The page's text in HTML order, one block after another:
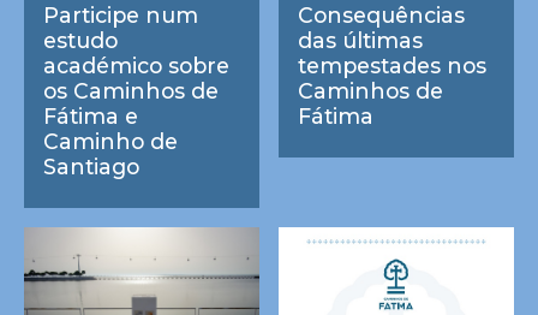
Participe num
estudo
académico sobre
os Caminhos de
Fátima e
Caminho de
Santiago
Consequências
das últimas
tempestades nos
Caminhos de
Fátima